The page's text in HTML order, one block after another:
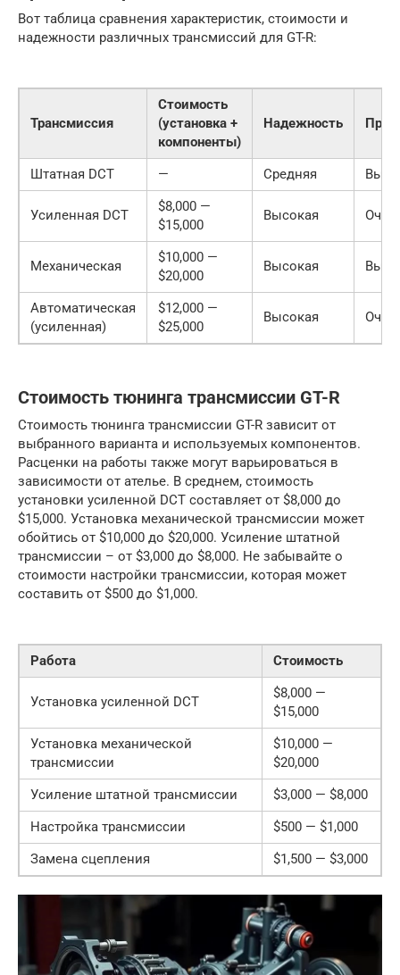
Вот таблица сравнения характеристик, стоимости и
надежности различных трансмиссий для GT-R:
Трансмиссия
Стоимость
(установка +
компоненты)
Надежность
Штатная DCT — Средняя
Усиленная DCT
$8,000 —
$15,000
Высокая
Механическая
$10,000 —
$20,000
Высокая
Автоматическая
(усиленная)
$12,000 —
$25,000
Высокая
Стоимость тюнинга трансмиссии GT-R
Стоимость тюнинга трансмиссии GT-R зависит от
выбранного варианта и используемых компонентов.
Расценки на работы также могут варьироваться в
зависимости от ателье. В среднем, стоимость
установки усиленной DCT составляет от $8,000 до
$15,000. Установка механической трансмиссии может
обойтись от $10,000 до $20,000. Усиление штатной
трансмиссии – от $3,000 до $8,000. Не забывайте о
стоимости настройки трансмиссии, которая может
составить от $500 до $1,000.
Работа Стоимость
Установка усиленной DCT
$8,000 —
$15,000
Установка механической
трансмиссии
$10,000 —
$20,000
Усиление штатной трансмиссии
$3,000 — $8,000
Настройка трансмиссии
$500 — $1,000
Замена сцепления
$1,500 — $3,000